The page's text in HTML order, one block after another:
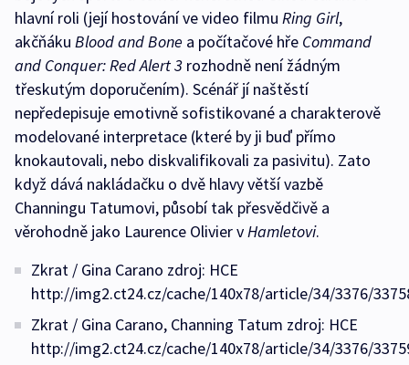
hlavní roli (její hostování ve video filmu Ring Girl,
akčňáku Blood and Bone a počítačové hře Command
and Conquer: Red Alert 3 rozhodně není žádným
třeskutým doporučením). Scénář jí naštěstí
nepředepisuje emotivně sofistikované a charakterově
modelované interpretace (které by ji buď přímo
knokautovali, nebo diskvalifikovali za pasivitu). Zato
když dává nakládačku o dvě hlavy větší vazbě
Channingu Tatumovi, působí tak přesvědčivě a
věrohodně jako Laurence Olivier vHamletovi.
Zkrat / Gina Carano zdroj: HCE
http://img2.ct24.cz/cache/140x78/article/34/3376/
Zkrat / Gina Carano, Channing Tatum zdroj: HCE
http://img2.ct24.cz/cache/140x78/article/34/3376/